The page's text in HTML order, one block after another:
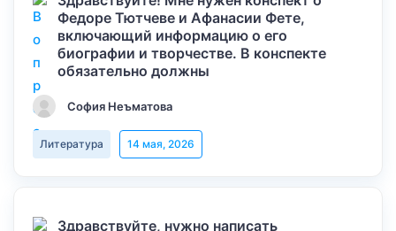
Федоре Тютчеве и Афанасии Фете,
включающий информацию о его
биографии и творчестве. В конспекте
обязательно должны
София Неъматова
Литература 14 мая, 2026
Здравствуйте, нужно написать